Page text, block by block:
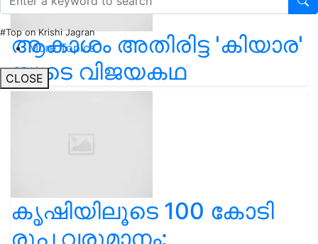
#Top on Krishi Jagran
More Topics
CLOSE
ആകാശം അതിരിട്ട 'കിയാര'
യുടെ വിജയകഥ
കൃഷിയിലൂടെ 100 കോടി
രൂപ വരുമാനം: